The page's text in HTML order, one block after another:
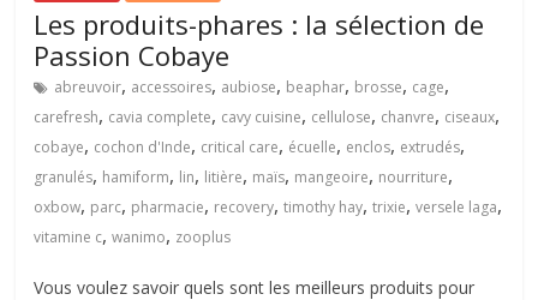
Les produits-phares : la sélection de
Passion Cobaye
abreuvoir, accessoires, aubiose, beaphar, brosse, cage,
carefresh, cavia complete, cavy cuisine, cellulose, chanvre, ciseaux,
cobaye, cochon d'Inde, critical care, écuelle, enclos, extrudés,
granulés, hamiform, lin, litière, maïs, mangeoire, nourriture,
oxbow, parc, pharmacie, recovery,timothy hay,trixie,versele laga,
vitamine c,wanimo, zooplus
Vous voulez savoir quels sont les meilleurs produits pour